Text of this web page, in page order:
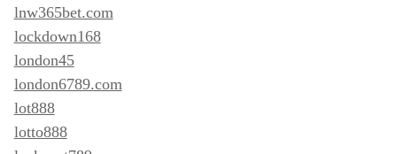
lnw365bet.com
lockdown168
london45
london6789.com
lot888
lotto888